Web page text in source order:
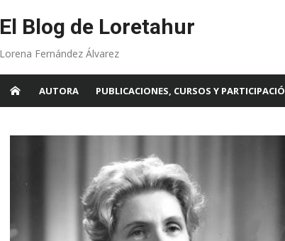
El Blog de Loretahur
Lorena Fernández Álvarez
AUTORA PUBLICACIONES, CURSOS Y